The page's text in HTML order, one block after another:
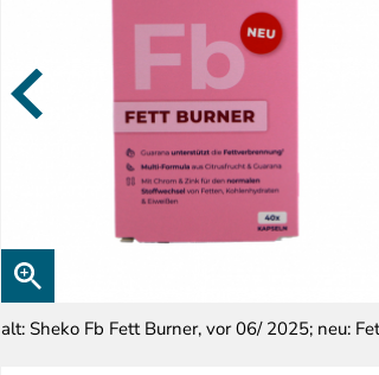
alt: Sheko Fb Fett Burner, vor 06/ 2025; neu: